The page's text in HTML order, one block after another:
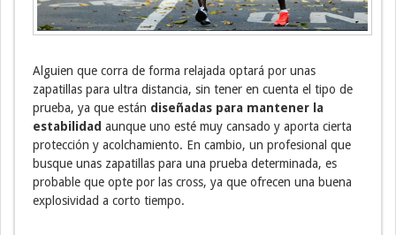
Alguien que corra de forma relajada optará por unas
zapatillas para ultra distancia, sin tener en cuenta el tipo de
prueba, ya que están diseñadas para mantener la
estabilidad aunque uno esté muy cansado y aporta cierta
protección y acolchamiento. En cambio, un profesional que
busque unas zapatillas para una prueba determinada, es
probable que opte por las cross, ya que ofrecen una buena
explosividad a corto tiempo.